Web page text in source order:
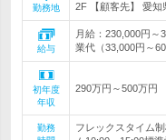
勤務地
2F 【顧客先】 愛
給与
月給：230,000円
業代（33,000円～
初年度
年収
290万円～500万円
勤務
フレックスタイム